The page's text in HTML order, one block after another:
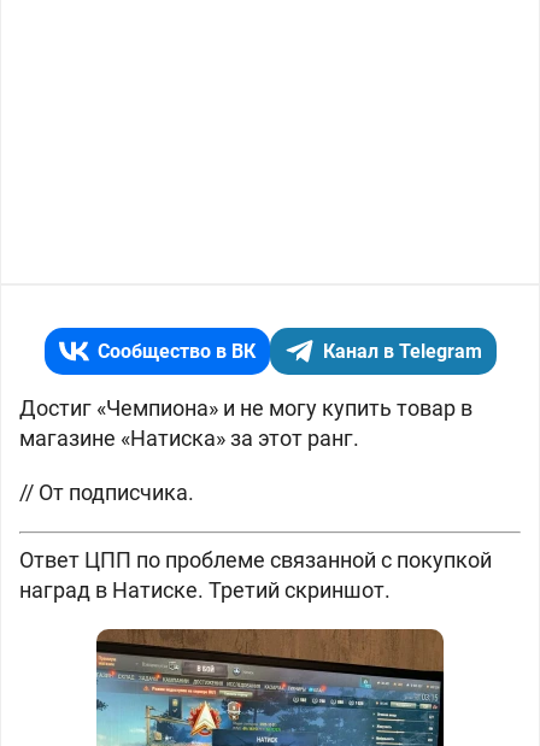
Сообщество в ВК Канал в Telegram
Достиг «Чемпиона» и не могу купить товар в
магазине «Натиска» за этот ранг.
// От подписчика.
Ответ ЦПП по проблеме связанной с покупкой
наград в Натиске. Третий скриншот.